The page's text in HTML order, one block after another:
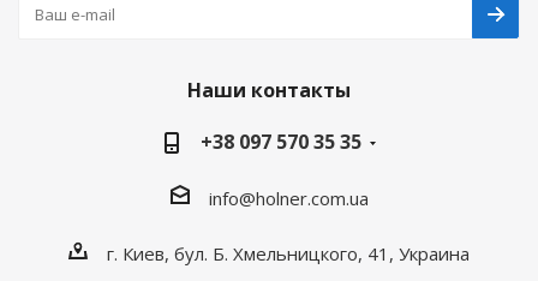
Наши контакты
+38 097 570 35 35
info@holner.com.ua
г. Киев, бул. Б. Хмельницкого, 41, Украина